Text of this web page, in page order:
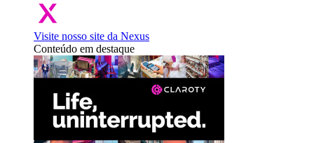
Visite nosso site da Nexus
Conteúdo em destaque